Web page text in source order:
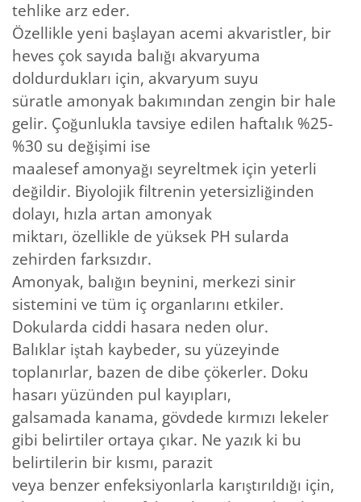
tehlike arz eder.
Özellikle yeni başlayan acemi akvaristler, bir
heves çok sayıda balığı akvaryuma
doldurdukları için, akvaryum suyu
süratle amonyak bakımından zengin bir hale
gelir. Çoğunlukla tavsiye edilen haftalık %25-
%30 su değişimi ise
maalesef amonyağı seyreltmek için yeterli
değildir. Biyolojik filtrenin yetersizliğinden
dolayı, hızla artan amonyak
miktarı, özellikle de yüksek PH sularda
zehirden farksızdır.
Amonyak, balığın beynini, merkezi sinir
sistemini ve tüm iç organlarını etkiler.
Dokularda ciddi hasara neden olur.
Balıklar iştah kaybeder, su yüzeyinde
toplanırlar, bazen de dibe çökerler. Doku
hasarı yüzünden pul kayıpları,
galsamada kanama, gövdede kırmızı lekeler
gibi belirtiler ortaya çıkar. Ne yazık ki bu
belirtilerin bir kısmı, parazit
veya benzer enfeksiyonlarla karıştırıldığı için,